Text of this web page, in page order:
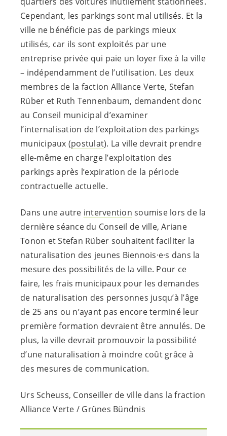
Cependant, les parkings sont mal utilisés. Et la
ville ne bénéficie pas de parkings mieux
utilisés, car ils sont exploités par une
entreprise privée qui paie un loyer fixe à la ville
– indépendamment de l’utilisation. Les deux
membres de la faction Alliance Verte, Stefan
Rüber et Ruth Tennenbaum, demandent donc
au Conseil municipal d’examiner
l’internalisation de l’exploitation des parkings
municipaux (postulat). La ville devrait prendre
elle-même en charge l’exploitation des
parkings après l’expiration de la période
contractuelle actuelle.
Dans une autre intervention soumise lors de la
dernière séance du Conseil de ville, Ariane
Tonon et Stefan Rüber souhaitent faciliter la
naturalisation des jeunes Biennois·e·s dans la
mesure des possibilités de la ville. Pour ce
faire, les frais municipaux pour les demandes
de naturalisation des personnes jusqu’à l’âge
de 25 ans ou n’ayant pas encore terminé leur
première formation devraient être annulés. De
plus, la ville devrait promouvoir la possibilité
d’une naturalisation à moindre coût grâce à
des mesures de communication.
Urs Scheuss, Conseiller de ville dans la fraction
Alliance Verte / Grünes Bündnis